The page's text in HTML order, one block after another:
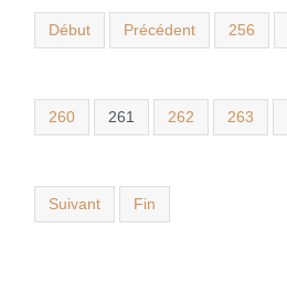
Début Précédent 256
260 261 262 263
Suivant Fin